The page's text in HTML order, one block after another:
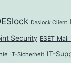
Deslock Client
Security ESET
IT-Sicherheit IT-